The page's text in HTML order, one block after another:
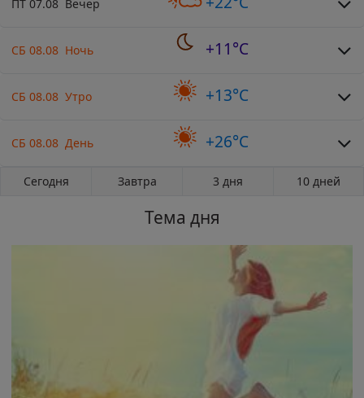
ПТ 07.08 Вечер
СБ 08.08 Ночь +11°C
СБ 08.08 Утро +13°C
СБ 08.08 День +26°C
Сегодня Завтра 3 дня 10 дней
Тема дня